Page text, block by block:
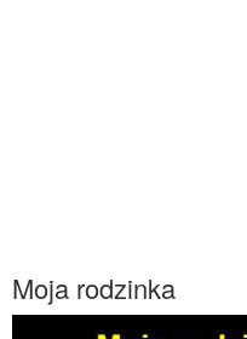
Moja rodzinka